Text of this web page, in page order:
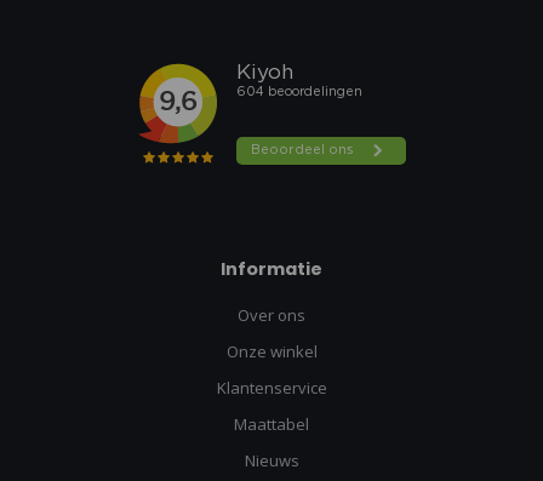
Informatie
Over ons
Onze winkel
Klantenservice
Maattabel
Nieuws